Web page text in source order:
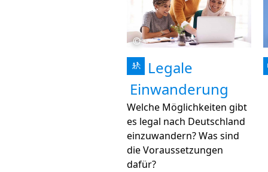
©
🚸
Legale
Einwanderung
Welche Möglichkeiten gibt
es legal nach Deutschland
einzuwandern? Was sind
die Voraussetzungen
dafür?